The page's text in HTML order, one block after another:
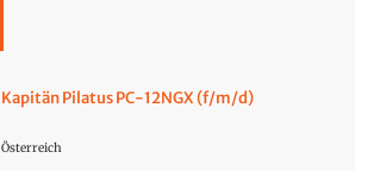
Kapitän Pilatus PC-12NGX (f/m/d)
Österreich